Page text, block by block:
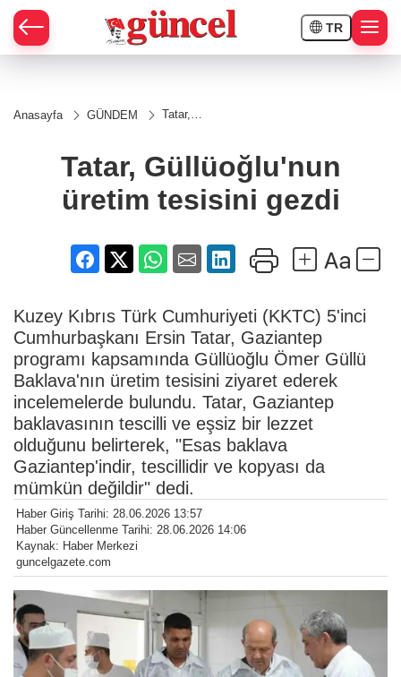
TR
Anasayfa GÜNDEM
Tatar,
tesisini gezdi
Tatar, Güllüoğlu'nun
üretim tesisini gezdi
Kuzey Kıbrıs Türk Cumhuriyeti (KKTC) 5'inci
Cumhurbaşkanı Ersin Tatar, Gaziantep
programı kapsamında Güllüoğlu Ömer Güllü
Baklava'nın üretim tesisini ziyaret ederek
incelemelerde bulundu. Tatar, Gaziantep
baklavasının tescilli ve eşsiz bir lezzet
olduğunu belirterek, "Esas baklava
Gaziantep'indir, tescillidir ve kopyası da
mümkün değildir" dedi.
Haber Giriş Tarihi: 28.06.2026 13:57
Haber Güncellenme Tarihi: 28.06.2026 14:06
Kaynak: Haber Merkezi
guncelgazete.com